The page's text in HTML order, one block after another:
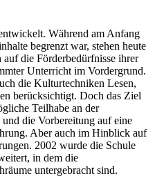
Während am Anfang
begrenzt war, stehen heute
die Förderbedürfnisse ihrer
Unterricht im Vordergrund.
die Kulturtechniken Lesen,
berücksichtigt. Doch das Ziel
Teilhabe an der
die Vorbereitung auf eine
Aber auch im Hinblick auf
2002 wurde die Schule
in dem die
untergebracht sind.